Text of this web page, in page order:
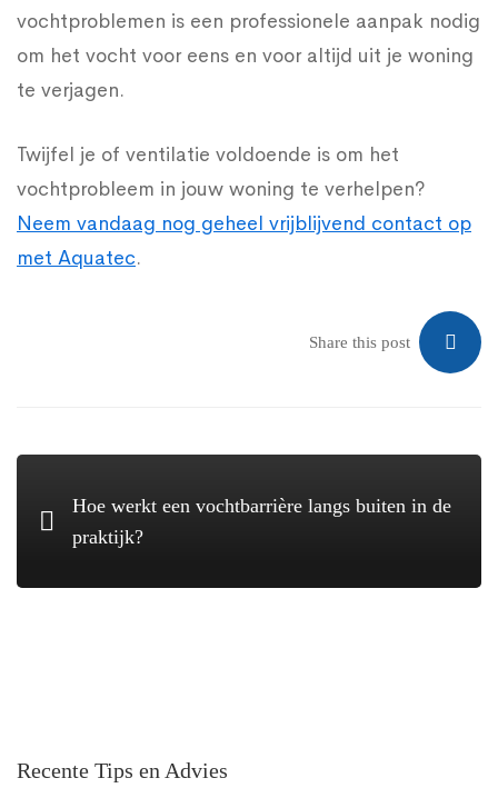
vochtproblemen is een professionele aanpak nodig
om het vocht voor eens en voor altijd uit je woning
te verjagen.
Twijfel je of ventilatie voldoende is om het
vochtprobleem in jouw woning te verhelpen?
Neem vandaag nog geheel vrijblijvend contact op
met Aquatec.
Share this post
Hoe werkt een vochtbarrière langs buiten in de
praktijk?
Recente Tips en Advies